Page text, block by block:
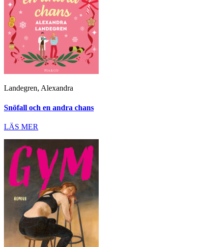
Landegren, Alexandra
Snöfall och en andra chans
LÄS MER